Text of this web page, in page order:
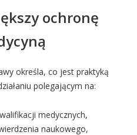
ochronę
określa, co jest praktyką
polegającym na:
medycznych,
naukowego,